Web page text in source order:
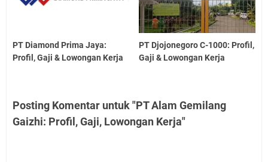
PT Diamond Prima Jaya:
Profil, Gaji & Lowongan Kerja
PT Djojonegoro C-1000: Profil,
Gaji & Lowongan Kerja
Posting Komentar untuk "PT Alam Gemilang
Gaizhi: Profil, Gaji, Lowongan Kerja"